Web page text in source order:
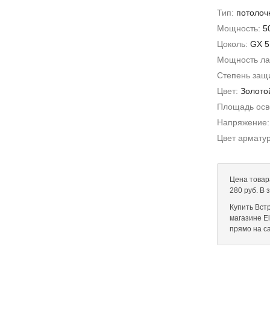
Тип:
Мощность:
Цоколь: GX
Мощность
Степень
Цвет:
Площадь
Цвет
Цена
280 руб. В
Купить
магазине
прямо на